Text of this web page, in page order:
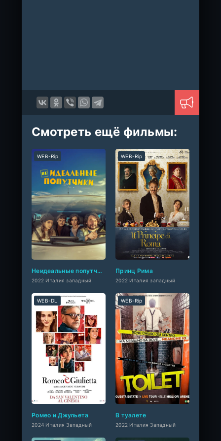
Смотреть ещё фильмы:
Неидеальные попутчики
2022 Италия западный
WEB-Rip
Принц Рима
2022 Италия западный
WEB-Rip
Ромео и Джульета
2024 Италия Западный
WEB-DL
В туалете
2022 Италия Западный
WEB-Rip